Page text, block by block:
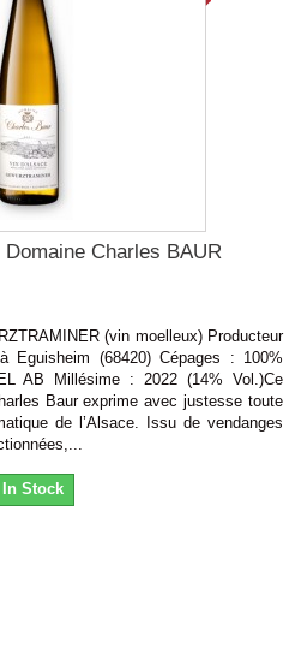
Charles BAUR
(vin moelleux) Producteur
Eguisheim (68420) Cépages : 100%
AB Millésime : 2022 (14% Vol.)Ce
Baur exprime avec justesse toute
de l’Alsace. Issu de vendanges
In Stock